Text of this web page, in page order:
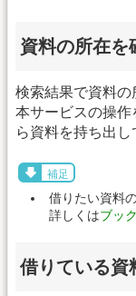
資料の所在を
検索結果で資料の
本サービスの操
ら資料を持ち出し
補足
借りたい資料
詳しくはブッ
借りている資